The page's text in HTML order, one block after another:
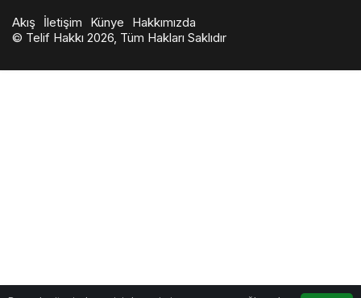
0
Akış İletişim Künye
Hakkımızda
© Telif Hakkı 2026, Tüm Hakları Saklıdır